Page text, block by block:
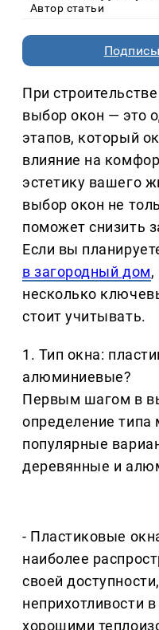
Автор статьи
При
выбор окон — это
этапов, который
влияние на
эстетику вашего
выбор окон не
поможет снизить
Если вы
в загородный дом,
несколько
стоит учитывать.
1. Тип окна:
алюминиевые?
Первым шагом в
определение типа
популярные
деревянные и
- Пластиковые
наиболее
своей
неприхотливости
хорошими